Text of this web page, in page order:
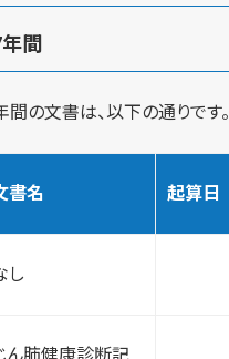
間
の文書は、以下の通りです。
書名 起算日
し
ん肺健康診断記